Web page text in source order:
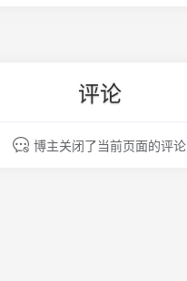
评论
博主关闭了当前页面的评论